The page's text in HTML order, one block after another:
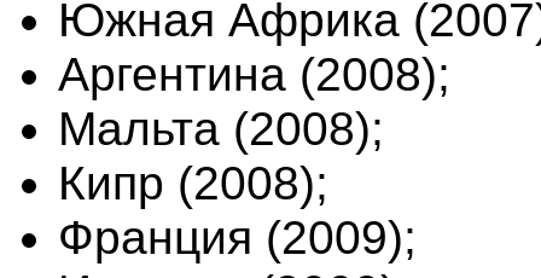
Южная Африка
Аргентина (2008);
Мальта (2008);
Кипр (2008);
Франция (2009);